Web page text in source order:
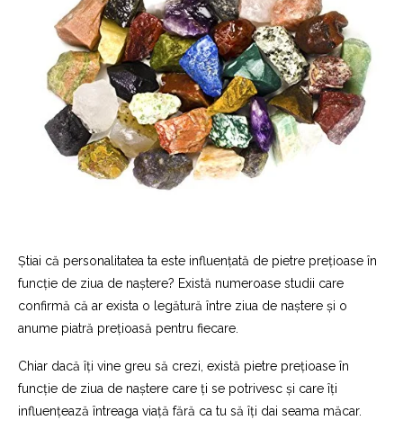
Știai că personalitatea ta este influențată de pietre prețioase în
funcție de ziua de naștere? Există numeroase studii care
confirmă că ar exista o legătură între ziua de naștere și o
anume piatră prețioasă pentru fiecare.
Chiar dacă îți vine greu să crezi, există pietre prețioase în
funcție de ziua de naștere care ți se potrivesc și care îți
influențează întreaga viață fără ca tu să îți dai seama măcar.